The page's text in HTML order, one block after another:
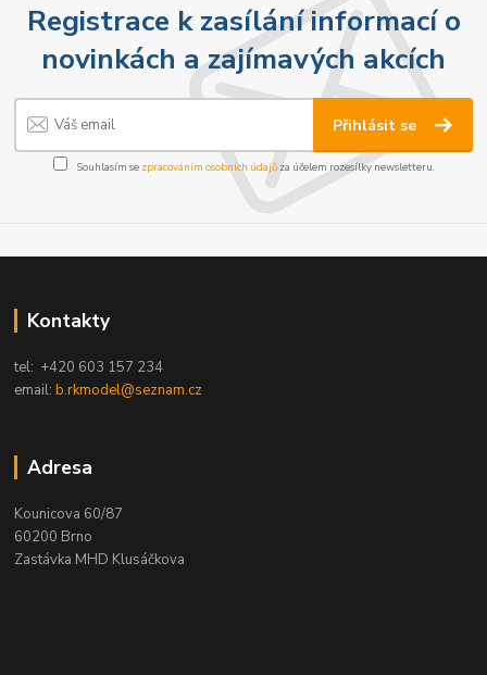
Registrace k zasílání informací o
novinkách a zajímavých akcích
Přihlásit se
Souhlasím se zpracováním osobních údajůza účelem rozesílky newsletteru.
Kontakty
tel: +420 603 157 234
email:b.rkmodel@seznam.cz
Adresa
Kounicova 60/87
60200 Brno
Zastávka MHD Klusáčkova